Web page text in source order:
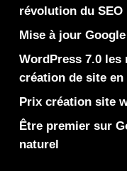
révolution du SEO
Mise à jour
WordPress 7.0 les
création de site en
Prix création site
Être premier sur
naturel